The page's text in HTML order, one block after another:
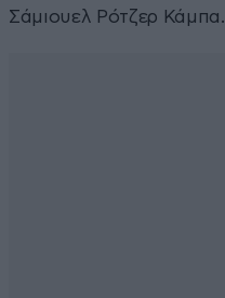
Σάμιουελ Ρότζερ Κάμπα.